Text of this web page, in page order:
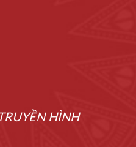
HÌNH